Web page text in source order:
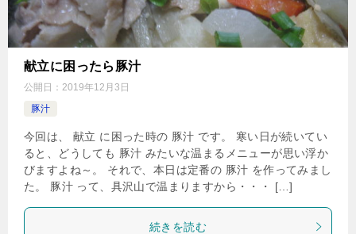
献立に困ったら豚汁
公開日： 2019年12月3日
豚汁
今回は、 献立 に困った時の 豚汁 です。 寒い日が続いてい
ると、どうしても 豚汁 みたいな温まるメニューが思い浮か
びますよね～。 それで、本日は定番の 豚汁 を作ってみまし
た。 豚汁 って、具沢山で温まりますから・・・ […]
続きを読む